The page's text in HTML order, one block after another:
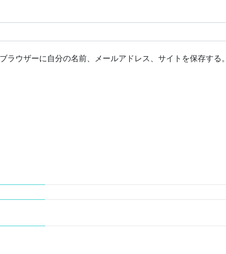
ラウザーに自分の名前、メールアドレス、サイトを保存する。